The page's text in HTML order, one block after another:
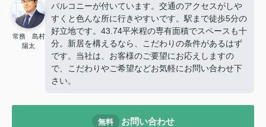
常務 島村
陽太
バルコニーが付いています。交通のアクセスがしや
すくと色んな所に行きやすいです。駅まで徒歩5分の
好立地です。43.74平米程の専有面積でスペースも十
分。新居を構えるなら、こだわりの条件があるはず
です。当社は、お客様のご要望にお応えしますの
で、こだわりやご希望などお気軽にお問い合わせ下
さい。
無料 お問い合わせ